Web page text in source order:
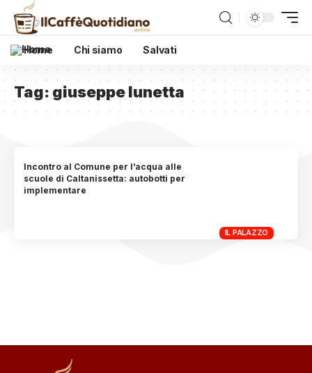
Home Chi siamo Salvati
Tag: giuseppe lunetta
IL PALAZZO
Incontro al Comune per l’acqua alle
scuole di Caltanissetta: autobotti per
implementare